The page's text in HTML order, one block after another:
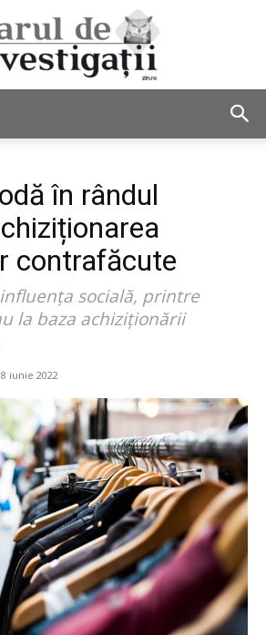
Investigații
în rândul
contrafăcute
socială, printre
la baza achiziționării
8 iunie 2022